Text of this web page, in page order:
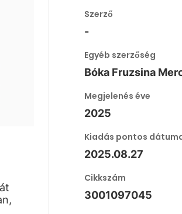
Szerző
-
Egyéb szerzőség
Bóka Fruzsina
Megjelenés éve
2025
Kiadás pontos
2025.08.27
Cikkszám
3001097045